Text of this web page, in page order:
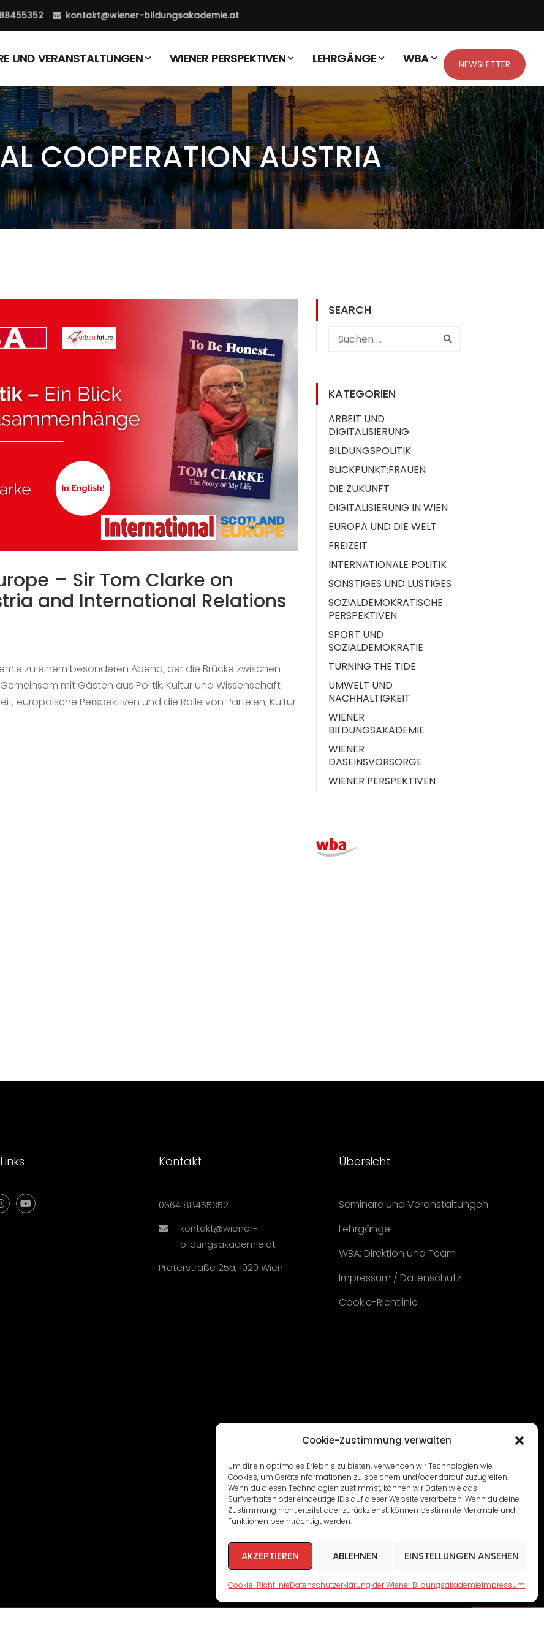
Cookie-Zustimmung verwalten
Um dir ein optimales Erlebnis zu bieten, verwenden wir Technologien wie
Cookies, um Geräteinformationen zu speichern und/oder darauf zuzugreifen.
Wenn du diesen Technologien zustimmst, können wir Daten wie das
Surfverhalten oder eindeutige IDs auf dieser Website verarbeiten. Wenn du deine
Zustimmung nicht erteilst oder zurückziehst, können bestimmte Merkmale und
Funktionen beeinträchtigt werden.
AKZEPTIEREN ABLEHNEN EINSTELLUNGEN ANSEHEN
Cookie-RichtlinieDatenschutzerklärung der Wiener BildungsakademieImpressum
kontakt@wiener-bildungsakademie.at
UND VERANSTALTUNGEN WIENER PERSPEKTIVEN LEHRGÄNGE WBA NEWSLETTER
COOPERATION AUSTRIA
– Sir Tom Clarke on
and International Relations
zu einem besonderen Abend, der die Brücke zwischen
mit Gästen aus Politik, Kultur und Wissenschaft
europäische Perspektiven und die Rolle von Parteien, Kultur
SEARCH
KATEGORIEN
ARBEIT UND
DIGITALISIERUNG
BILDUNGSPOLITIK
BLICKPUNKT:FRAUEN
DIE ZUKUNFT
DIGITALISIERUNG IN WIEN
EUROPA UND DIE WELT
FREIZEIT
INTERNATIONALE POLITIK
SONSTIGES UND LUSTIGES
SOZIALDEMOKRATISCHE
PERSPEKTIVEN
SPORT UND
SOZIALDEMOKRATIE
TURNING THE TIDE
UMWELT UND
NACHHALTIGKEIT
WIENER
BILDUNGSAKADEMIE
WIENER
DASEINSVORSORGE
WIENER PERSPEKTIVEN
Kontakt
0664 88455352
kontakt@wiener-
bildungsakademie.at
Praterstraße 25a, 1020 Wien
Übersicht
Seminare und Veranstaltungen
Lehrgänge
WBA: Direktion und Team
Impressum / Datenschutz
Cookie-Richtlinie